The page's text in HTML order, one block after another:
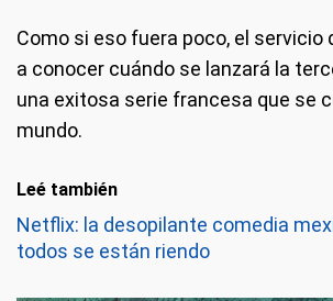
Como si eso fuera poco, el servicio
a conocer cuándo se lanzará la
una exitosa serie francesa que se
mundo.
Leé también
Netflix: la desopilante comedia
todos se están riendo